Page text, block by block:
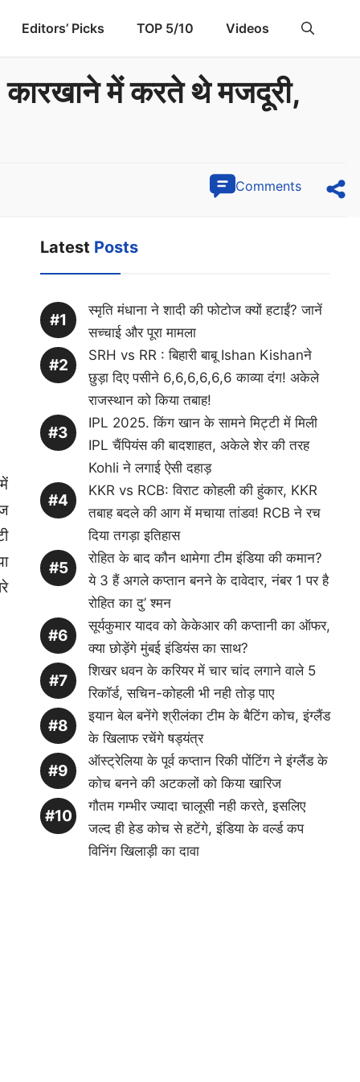
Editors’ Picks TOP 5/10 Videos
कारखाने में करते थे मजदूरी,
Comments
Latest Posts
स्मृति मंधाना ने शादी की फोटोज क्यों हटाईं? जानें
सच्चाई और पूरा मामला
SRH vs RR : बिहारी बाबू Ishan Kishanने
छुड़ा दिए पसीने 6,6,6,6,6,6 काव्या दंग! अकेले
राजस्थान को किया तबाह!
IPL 2025. किंग खान के सामने मिट्टी में मिली
IPL चैंपियंस की बादशाहत, अकेले शेर की तरह
Kohli ने लगाई ऐसी दहाड़
KKR vs RCB: विराट कोहली की हुंकार, KKR
तबाह बदले की आग में मचाया तांडव! RCB ने रच
दिया तगड़ा इतिहास
रोहित के बाद कौन थामेगा टीम इंडिया की कमान?
ये 3 हैं अगले कप्तान बनने के दावेदार, नंबर 1 पर है
रोहित का दु’ श्मन
सूर्यकुमार यादव को केकेआर की कप्तानी का ऑफर,
क्या छोड़ेंगे मुंबई इंडियंस का साथ?
शिखर धवन के करियर में चार चांद लगाने वाले 5
रिकॉर्ड, सचिन-कोहली भी नही तोड़ पाए
इयान बेल बनेंगे श्रीलंका टीम के बैटिंग कोच, इंग्लैंड
के खिलाफ रचेंगे षड्यंत्र
ऑस्ट्रेलिया के पूर्व कप्तान रिकी पोंटिंग ने इंग्लैंड के
कोच बनने की अटकलों को किया खारिज
गौतम गम्भीर ज्यादा चालूसी नही करते, इसलिए
जल्द ही हेड कोच से हटेंगे, इंडिया के वर्ल्ड कप
विनिंग खिलाड़ी का दावा